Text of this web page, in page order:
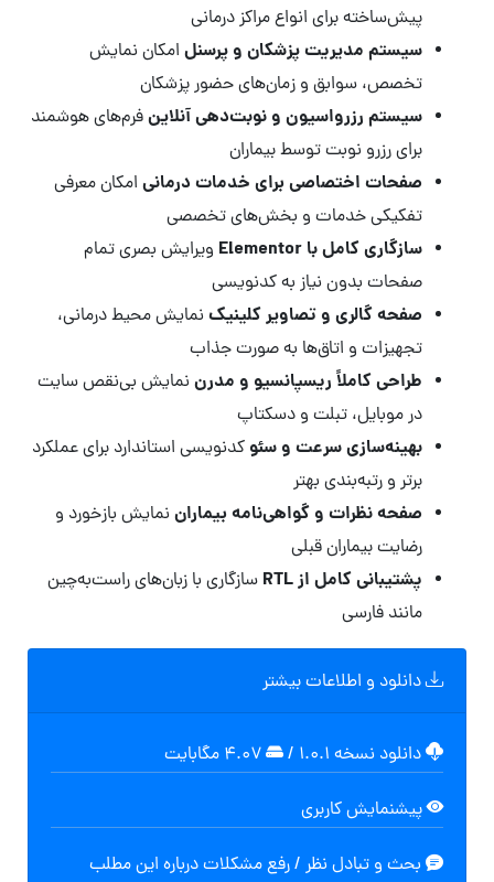
پیش‌ساخته برای انواع مراکز درمانی
سیستم مدیریت پزشکان و پرسنل امکان نمایش
تخصص، سوابق و زمان‌های حضور پزشکان
سیستم رزرواسیون و نوبت‌دهی آنلاینفرم‌های هوشمند
برای رزرو نوبت توسط بیماران
صفحات اختصاصی برای خدمات درمانی امکان معرفی
تفکیکی خدمات و بخش‌های تخصصی
سازگاری کامل با Elementor
ویرایش بصری تمام
صفحات بدون نیاز به کدنویسی
صفحه گالری و تصاویر کلینیک نمایش محیط درمانی،
تجهیزات و اتاق‌ها به صورت جذاب
طراحی کاملاً ریسپانسیو و مدرن نمایش بی‌نقص سایت
در موبایل، تبلت و دسکتاپ
بهینه‌سازی سرعت و سئو کدنویسی استاندارد برای عملکرد
برتر و رتبه‌بندی بهتر
صفحه نظرات و گواهی‌نامه بیماران نمایش بازخورد و
رضایت بیماران قبلی
پشتیبانی کامل از RTL
سازگاری با زبان‌های راست‌به‌چین
مانند فارسی
دانلود و اطلاعات بیشتر
دانلود نسخه ۱.۰.۱ /
پیشنمایش کاربری
بحث و تبادل نظر / رفع مشکلات درباره این مطلب